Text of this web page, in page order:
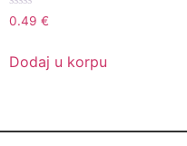
Ocenjeno
sa
od
5
0.49 €
Dodaj u korpu